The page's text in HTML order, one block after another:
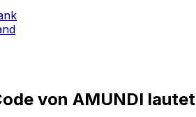
von AMUNDI lautet